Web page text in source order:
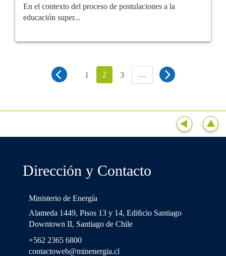
En el contexto del proceso de postulaciones a la
educación super...
1 2 3 …
Dirección y Contacto
Ministerio de Energía
Alameda 1449, Pisos 13 y 14, Ediﬁcio Santiago
Downtown II, Santiago de Chile
+562 2365 6800
contactoweb@minenergia.cl